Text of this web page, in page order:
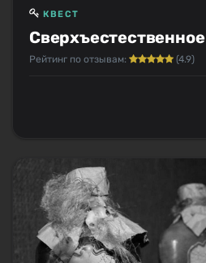
Сверхъестественное
КВЕСТ
Рейтинг по отзывам: (4.9)